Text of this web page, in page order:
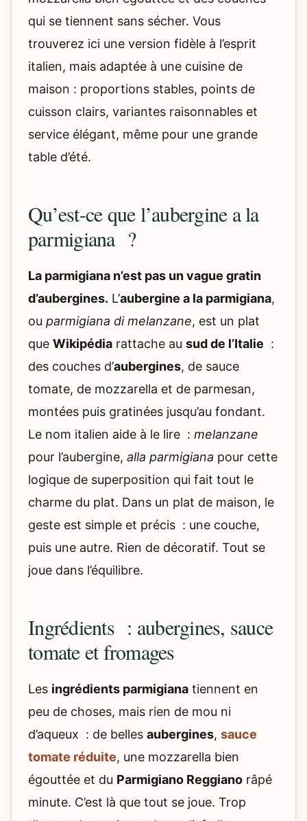
qui se tiennent sans sécher. Vous
trouverez ici une version fidèle à l’esprit
italien, mais adaptée à une cuisine de
maison : proportions stables, points de
cuisson clairs, variantes raisonnables et
service élégant, même pour une grande
table d’été.
Qu’est-ce que l’aubergine a la
parmigiana ?
La parmigiana n’est pas un vague gratin
d’aubergines. L’aubergine a la parmigiana,
ou parmigiana di melanzane, est un plat
que Wikipédia rattache au sud de l’Italie :
des couches d’aubergines, de sauce
tomate, de mozzarella et de parmesan,
montées puis gratinées jusqu’au fondant.
Le nom italien aide à le lire : melanzane
pour l’aubergine, alla parmigiana pour cette
logique de superposition qui fait tout le
charme du plat. Dans un plat de maison, le
geste est simple et précis : une couche,
puis une autre. Rien de décoratif. Tout se
joue dans l’équilibre.
Ingrédients : aubergines, sauce
tomate et fromages
Les ingrédients parmigiana tiennent en
peu de choses, mais rien de mou ni
d’aqueux : de belles aubergines, sauce
tomate réduite, une mozzarella bien
égouttée et du Parmigiano Reggiano râpé
minute. C’est là que tout se joue. Trop